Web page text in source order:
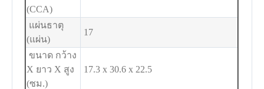
(CCA)
แผ่นธาตุ
(แผ่น)
17
ขนาด กว้าง
X ยาว X สูง
(ซม.)
17.3 x 30.6 x 22.5